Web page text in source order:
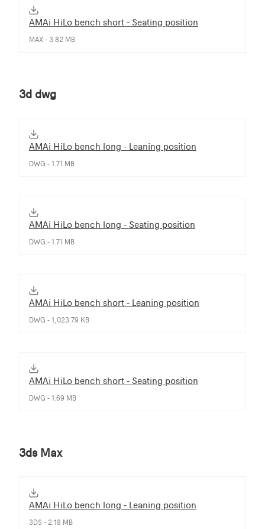
AMAi HiLo bench short - Seating position
MAX - 3.82 MB
3d dwg
AMAi HiLo bench long - Leaning position
DWG - 1.71 MB
AMAi HiLo bench long - Seating position
DWG - 1.71 MB
AMAi HiLo bench short - Leaning position
DWG - 1,023.79 KB
AMAi HiLo bench short - Seating position
DWG - 1.69 MB
3ds Max
AMAi HiLo bench long - Leaning position
3DS - 2.18 MB